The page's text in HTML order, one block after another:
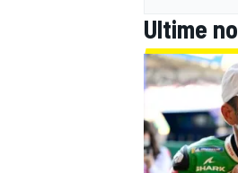
MONOMARCA
Ultime